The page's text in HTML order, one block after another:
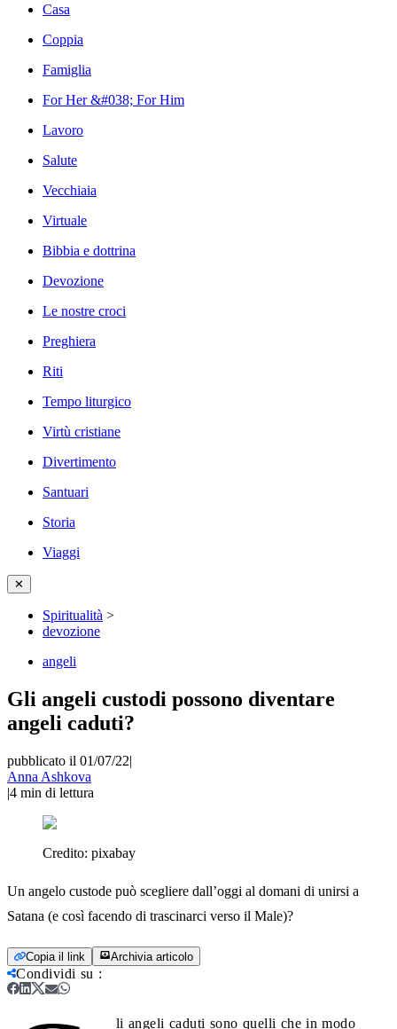
Casa
Coppia
Famiglia
For Her &#038; For Him
Lavoro
Salute
Vecchiaia
Virtuale
Bibbia e dottrina
Devozione
Le nostre croci
Preghiera
Riti
Tempo liturgico
Virtù cristiane
Divertimento
Santuari
Storia
Viaggi
✕
Spiritualità >
devozione
angeli
Gli angeli custodi possono diventare
angeli caduti?
pubblicato il 01/07/22|
Anna Ashkova
|4 min di lettura
Credito: pixabay
Un angelo custode può scegliere dall’oggi al domani di unirsi a
Satana (e così facendo di trascinarci verso il Male)?
Copia il link Archivia articolo
Condividi su :
li angeli caduti sono quelli che in modo